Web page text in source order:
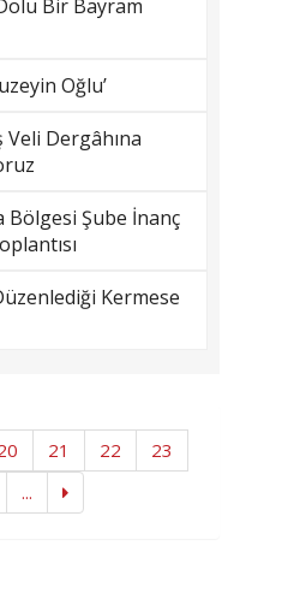
Bir Bayram
Oğlu’
Veli Dergâhına
Bölgesi Şube İnanç
Kermese
21 22
23
...